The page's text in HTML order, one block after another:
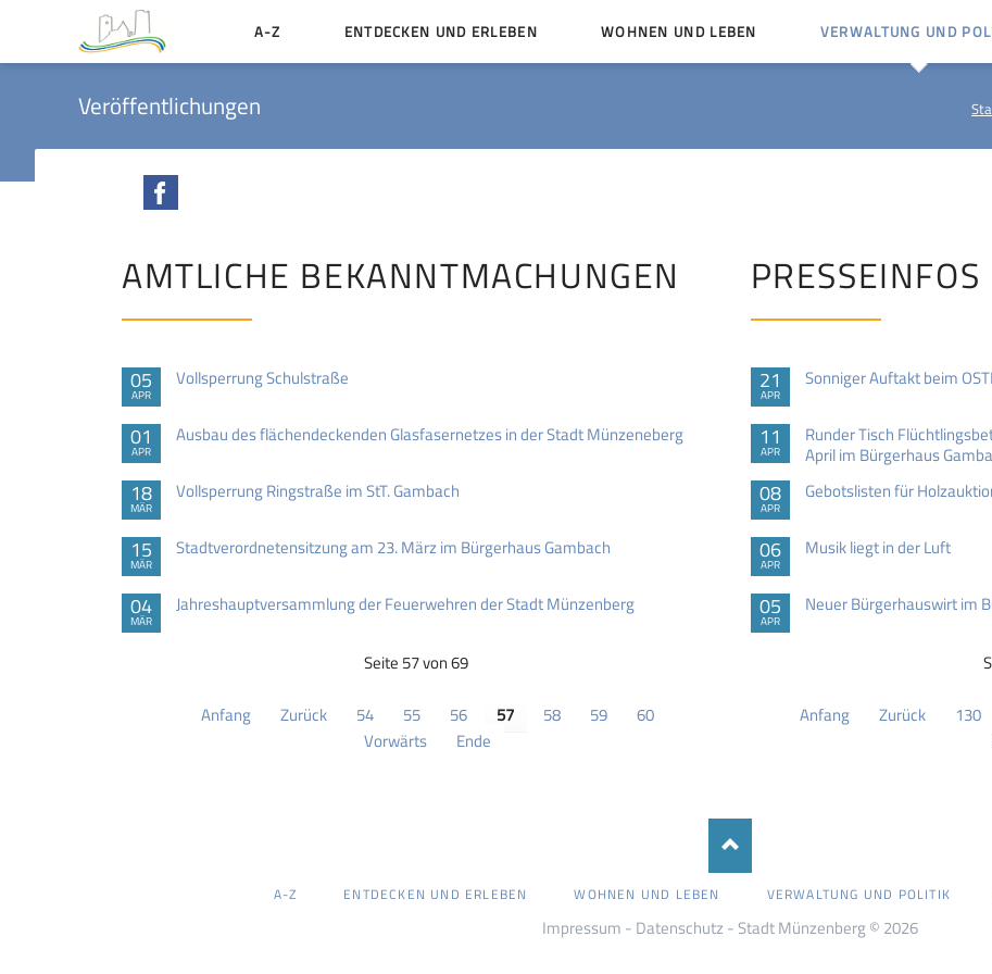
A-Z ENTDECKEN UND ERLEBEN WOHNEN UND LEBEN VERWALTUNG UND
Politische Gremien
Veröffentlichungen
AMTLICHE BEKANNTMACHUNGEN
05
APR
Vollsperrung Schulstraße
01
APR
Ausbau des flächendeckenden Glasfasernetzes in der Stadt Münzeneberg
18
MÄR
Vollsperrung Ringstraße im StT. Gambach
15
MÄR
Stadtverordnetensitzung am 23. März im Bürgerhaus Gambach
04
MÄR
Jahreshauptversammlung der Feuerwehren der Stadt Münzenberg
Seite 57 von 69
Anfang Zurück 54 55 56 57 58 59
60
Vorwärts
Ende
PRESSEINFOS
21
APR
Sonniger Auftakt beim
11
APR
Runder Tisch
April im Bürgerhaus
08
APR
Gebotslisten für
06
APR
Musik liegt in der Luft
05
APR
Neuer Bürgerhauswirt im
Anfang Zurück 130
ÜBERSPRINGEN
A-Z ENTDECKEN UND ERLEBEN WOHNEN UND LEBEN VERWALTUNG UND POLITIK
Impressum - Datenschutz - Stadt Münzenberg © 2026